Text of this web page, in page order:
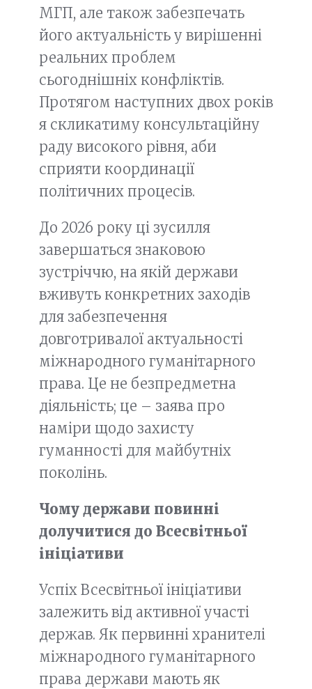
МГП, але також забезпечать
його актуальність у вирішенні
реальних проблем
сьогоднішніх конфліктів.
Протягом наступних двох років
я скликатиму консультаційну
раду високого рівня, аби
сприяти координації
політичних процесів.
До 2026 року ці зусилля
завершаться знаковою
зустріччю, на якій держави
вживуть конкретних заходів
для забезпечення
довготривалої актуальності
міжнародного гуманітарного
права. Це не безпредметна
діяльність; це – заява про
наміри щодо захисту
гуманності для майбутніх
поколінь.
Чому держави повинні
долучитися до Всесвітньої
ініціативи
Успіх Всесвітньої ініціативи
залежить від активної участі
держав. Як первинні хранителі
міжнародного гуманітарного
права держави мають як